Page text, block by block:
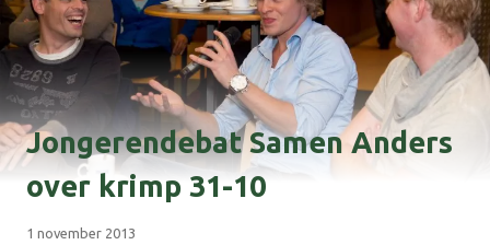
Jongerendebat Samen Anders
over krimp 31-10
1 november 2013